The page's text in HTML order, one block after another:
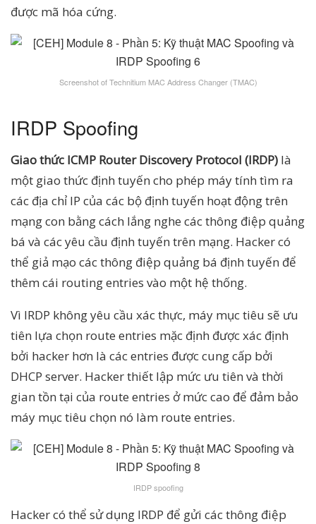
được mã hóa cứng.
Screenshot of Technitium MAC Address Changer (TMAC)
IRDP Spoofing
Giao thức ICMP Router Discovery Protocol (IRDP) là
một giao thức định tuyến cho phép máy tính tìm ra
các địa chỉ IP của các bộ định tuyến hoạt động trên
mạng con bằng cách lắng nghe các thông điệp quảng
bá và các yêu cầu định tuyến trên mạng. Hacker có
thể giả mạo các thông điệp quảng bá định tuyến để
thêm cái routing entries vào một hệ thống.
Vì IRDP không yêu cầu xác thực, máy mục tiêu sẽ ưu
tiên lựa chọn route entries mặc định được xác định
bởi hacker hơn là các entries được cung cấp bởi
DHCP server. Hacker thiết lập mức ưu tiên và thời
gian tồn tại của route entries ở mức cao để đảm bảo
máy mục tiêu chọn nó làm route entries.
IRDP spoofing
Hacker có thể sử dụng IRDP để gửi các thông điệp